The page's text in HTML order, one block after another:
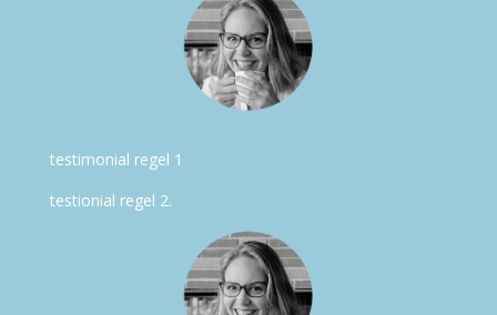
testimonial regel 1
testionial regel 2.